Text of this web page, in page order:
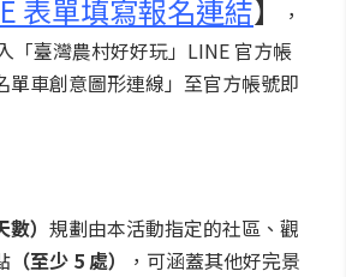
表單填寫報名連結】
，
「臺灣農村好好玩」LINE 官方帳
單車創意圖形連線」至官方帳號即
數） 規劃由本活動指定的社區、觀
（至少 5 處）
，可涵蓋其他好完景